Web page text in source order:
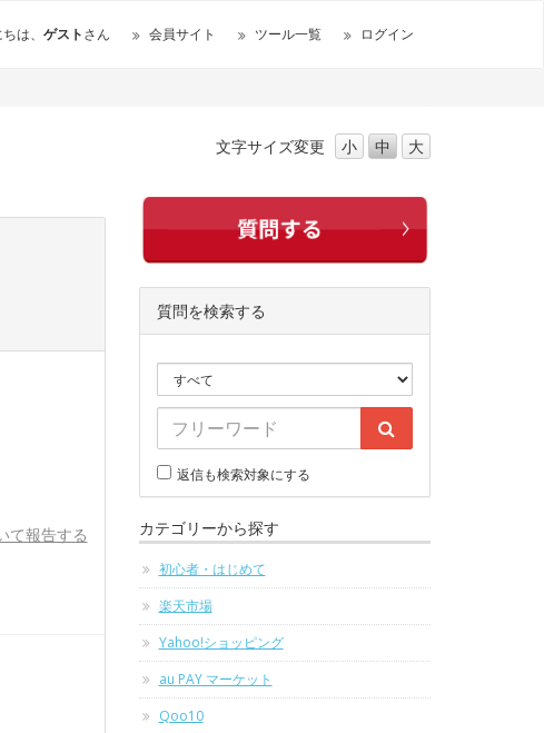
は、 ゲストさん 会員サイト ツール一覧 ログイン
文字サイズ変更 小 中 大
て報告する
質問を検索する
返信も検索対象にする
カテゴリーから探す
初心者・はじめて
楽天市場
Yahoo!ショッピング
au PAY マーケット
Qoo10